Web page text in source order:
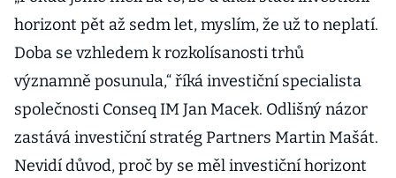
horizont pět až sedm let, myslím, že už to neplatí.
Doba se vzhledem k rozkolísanosti trhů
významně posunula,“ říká investiční specialista
společnosti Conseq IM Jan Macek. Odlišný názor
zastává investiční stratég Partners Martin Mašát.
Nevidí důvod, proč by se měl investiční horizont